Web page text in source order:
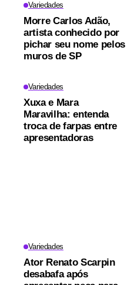
Variedades
Morre Carlos Adão,
artista conhecido por
pichar seu nome pelos
muros de SP
Variedades
Xuxa e Mara
Maravilha: entenda
troca de farpas entre
apresentadoras
Variedades
Ator Renato Scarpin
desabafa após